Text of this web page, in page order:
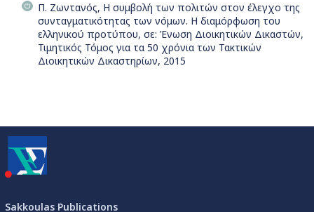
Π. Ζωντανός, Η συμβολή των πολιτών στον έλεγχο της
συνταγματικότητας των νόμων. Η διαμόρφωση του
ελληνικού προτύπου, σε: Ένωση Διοικητικών Δικαστών,
Τιμητικός Τόμος για τα 50 χρόνια των Τακτικών
Διοικητικών Δικαστηρίων, 2015
Sakkoulas Publications